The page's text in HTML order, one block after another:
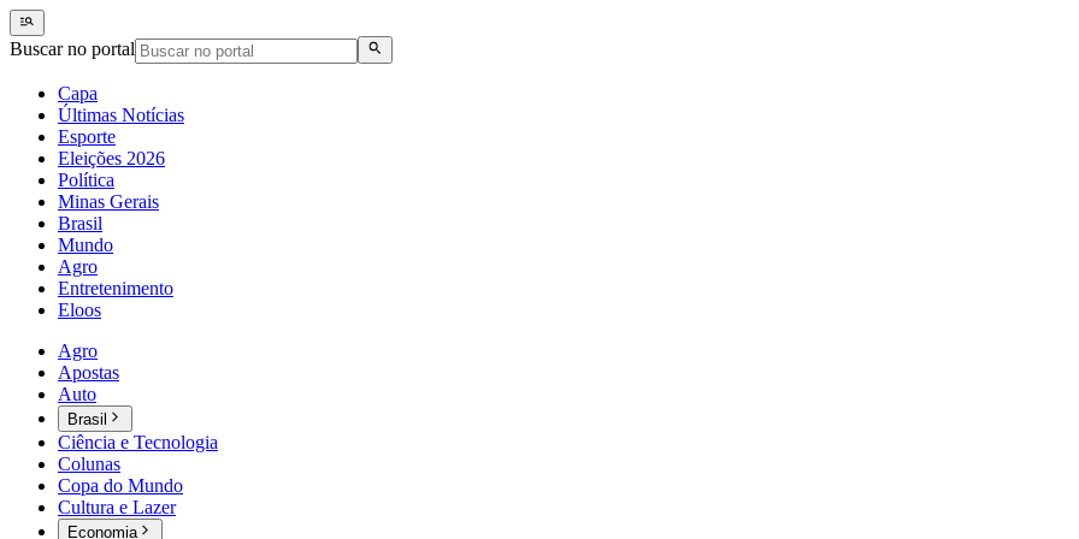
Buscar no portal
Capa
Últimas Notícias
Esporte
Eleições 2026
Política
Minas Gerais
Brasil
Mundo
Agro
Entretenimento
Eloos
Agro
Apostas
Auto
Brasil
Ciência e Tecnologia
Colunas
Copa do Mundo
Cultura e Lazer
Economia